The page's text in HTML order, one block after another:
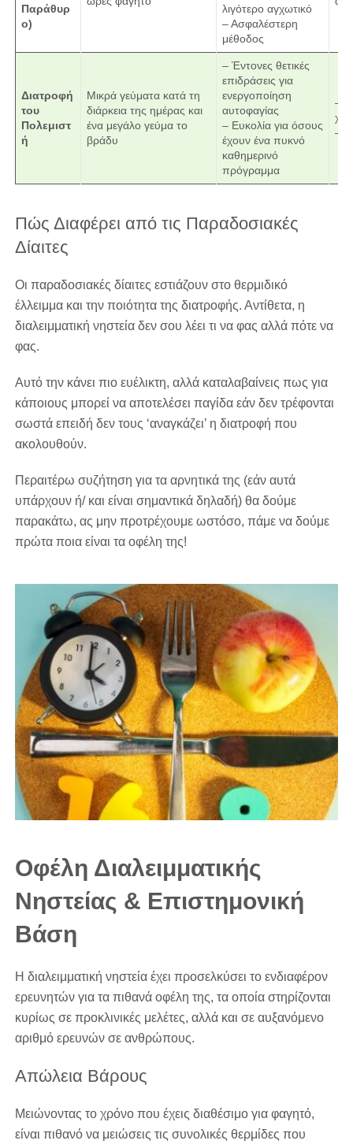
Παράθυρ
ο)
λιγότερο αγχωτικό
– Ασφαλέστερη
μέθοδος
Διατροφή
του
Πολεμιστ
ή
Μικρά γεύματα κατά τη
διάρκεια της ημέρας και
ένα μεγάλο γεύμα το
βράδυ
– Έντονες θετικές
επιδράσεις για
ενεργοποίηση
αυτοφαγίας
– Ευκολία για όσους
έχουν ένα πυκνό
καθημερινό
πρόγραμμα
–
–
Πώς Διαφέρει από τις Παραδοσιακές
Δίαιτες
Οι παραδοσιακές δίαιτες εστιάζουν στο θερμιδικό
έλλειμμα και την ποιότητα της διατροφής. Αντίθετα, η
διαλειμματική νηστεία δεν σου λέει τι να φας αλλά πότε να
φας.
Αυτό την κάνει πιο ευέλικτη, αλλά καταλαβαίνεις πως για
κάποιους μπορεί να αποτελέσει παγίδα εάν δεν τρέφονται
σωστά επειδή δεν τους ‘αναγκάζει’ η διατροφή που
ακολουθούν.
Περαιτέρω συζήτηση για τα αρνητικά της (εάν αυτά
υπάρχουν ή/ και είναι σημαντικά δηλαδή) θα δούμε
παρακάτω, ας μην προτρέχουμε ωστόσο, πάμε να δούμε
πρώτα ποια είναι τα οφέλη της!
Οφέλη Διαλειμματικής
Νηστείας & Επιστημονική
Βάση
Η διαλειμματική νηστεία έχει προσελκύσει το ενδιαφέρον
ερευνητών για τα πιθανά οφέλη της, τα οποία στηρίζονται
κυρίως σε προκλινικές μελέτες, αλλά και σε αυξανόμενο
αριθμό ερευνών σε ανθρώπους.
Απώλεια Βάρους
Μειώνοντας το χρόνο που έχεις διαθέσιμο για φαγητό,
είναι πιθανό να μειώσεις τις συνολικές θερμίδες που